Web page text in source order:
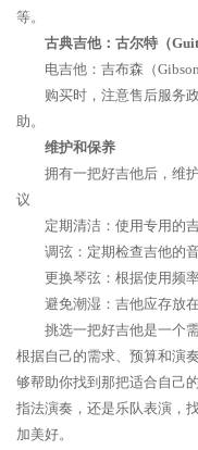
等。
古典吉他：古尔特（
电吉他：吉布森（
购买时，注意售后服务
助。
维护和保养
拥有一把好吉他后，维
议
定期清洁：使用专用的
调弦：定期检查吉他的
更换琴弦：根据使用频
避免潮湿：吉他应存放
挑选一把好吉他是一个
根据自己的需求、预算和演
够帮助你找到那把适合自己
指法演奏，还是乐队表演，
加美好。